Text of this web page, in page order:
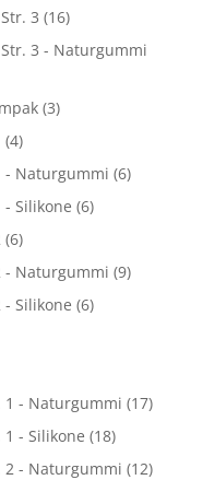
3 (16)
3 - Naturgummi
(3)
(4)
- Naturgummi (6)
- Silikone (6)
(6)
- Naturgummi (9)
- Silikone (6)
1 - Naturgummi (17)
1 - Silikone (18)
2 - Naturgummi (12)